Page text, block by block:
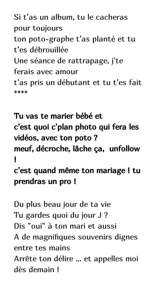
Si t’as un album, tu le cacheras
pour toujours
ton poto-graphe t’as planté et tu
t’es débrouillée
Une séance de rattrapage, j'te
ferais avec amour
t’as pris un débutant et tu t’es fait
****
Tu vas te marier bébé et
c’est quoi c'plan photo qui fera les
vidéos, avec ton poto ?
meuf, décroche, lâche ça,  unfollow
!
c’est quand même ton mariage ! tu
prendras un pro !
Du plus beau jour de ta vie
Tu gardes quoi du jour J ?
Dis "oui" à ton mari et aussi
A de magnifiques souvenirs dignes
entre tes mains
Arrête ton délire ... et appelles moi
dès demain !